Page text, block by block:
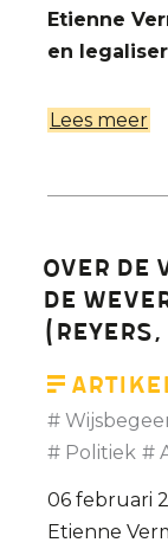
Etienne
en
Lees meer
Over de
De
(Reyers,
Politiek
06 februari
Etienne